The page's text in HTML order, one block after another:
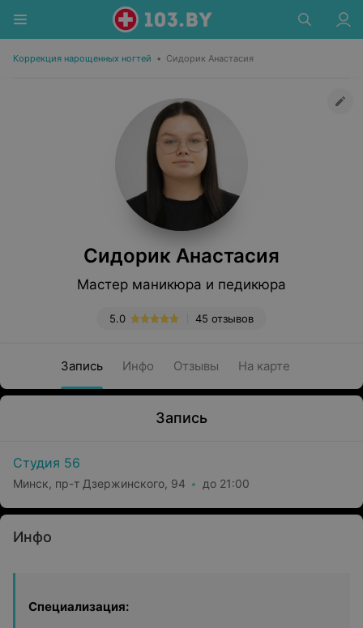
Коррекция нарощенных ногтей • Сидорик Анастасия
Сидорик Анастасия
Мастер маникюра и педикюра
45 отзывов
5.0
Запись Инфо Отзывы На карте
Запись
Студия 56
Минск, пр-т Дзержинского, 94 до 21:00
Инфо
Специализация: